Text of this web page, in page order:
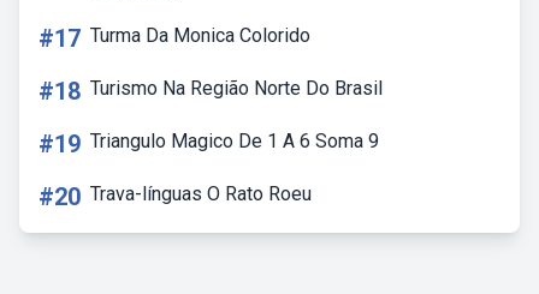
#17 Turma Da Monica Colorido
#18 Turismo Na Região Norte Do Brasil
#19 Triangulo Magico De 1 A 6 Soma 9
#20 Trava-línguas O Rato Roeu